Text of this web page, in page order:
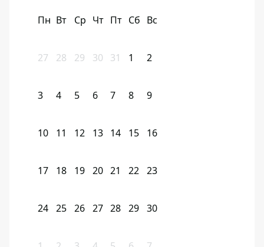
Пн Вт Ср Чт Пт Сб Вс
27 28 29 30 31 1 2
3 4 5 6 7 8 9
10 11 12 13 14 15 16
17 18 19 20 21 22 23
24 25 26 27 28 29 30